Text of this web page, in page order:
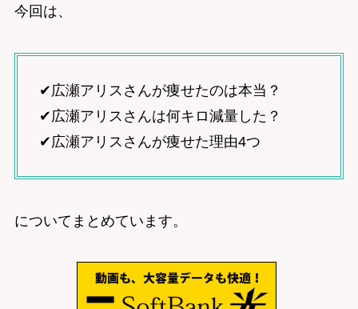
今回は、
✔︎広瀬アリスさんが痩せたのは本当？
✔︎広瀬アリスさんは何キロ減量した？
✔︎広瀬アリスさんが痩せた理由4つ
についてまとめています。